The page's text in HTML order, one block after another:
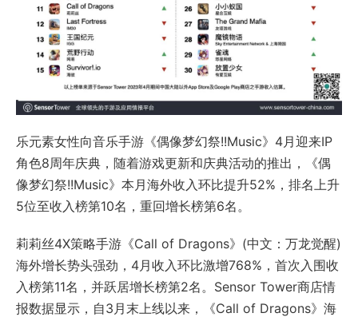
乐元素女性向音乐手游《偶像梦幻祭!!Music》4月迎来IP
角色8周年庆典，随着游戏更新和庆典活动的推出，《偶
像梦幻祭!!Music》本月海外收入环比提升52%，排名上升
5位至收入榜第10名，重回增长榜第6名。
莉莉丝4X策略手游《Call of Dragons》(中文：万龙觉醒)
海外增长势头强劲，4月收入环比激增768%，首次入围收
入榜第11名，并跃居增长榜第2名。Sensor Tower商店情
报数据显示，自3月末上线以来，《Call of Dragons》海